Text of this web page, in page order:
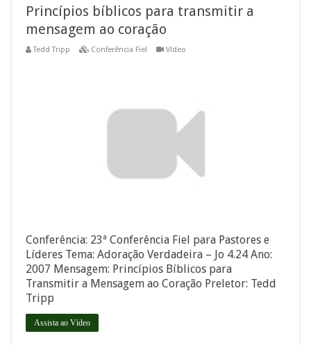
Princípios bíblicos para transmitir a
mensagem ao coração
Tedd Tripp Conferência Fiel Vídeo
Conferência: 23ª Conferência Fiel para Pastores e
Líderes Tema: Adoração Verdadeira – Jo 4.24 Ano:
2007 Mensagem: Princípios Bíblicos para
Transmitir a Mensagem ao Coração Preletor: Tedd
Tripp
Assista ao Vídeo